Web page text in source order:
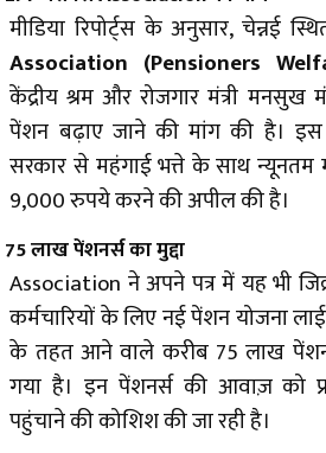
मीडिया रिपोर्ट्स के अनुसार, चेन्नई
Association (Pensioners
केंद्रीय श्रम और रोजगार मंत्री मनसुख
पेंशन बढ़ाए जाने की मांग की है।
सरकार से महंगाई भत्ते के साथ
9,000 रुपये करने की अपील की है।
75 लाख पेंशनर्स का मुद्दा
Association ने अपने पत्र में यह भी
कर्मचारियों के लिए नई पेंशन योजना
के तहत आने वाले करीब 75 लाख
गया है। इन पेंशनर्स की आवाज़ को
पहुंचाने की कोशिश की जा रही है।